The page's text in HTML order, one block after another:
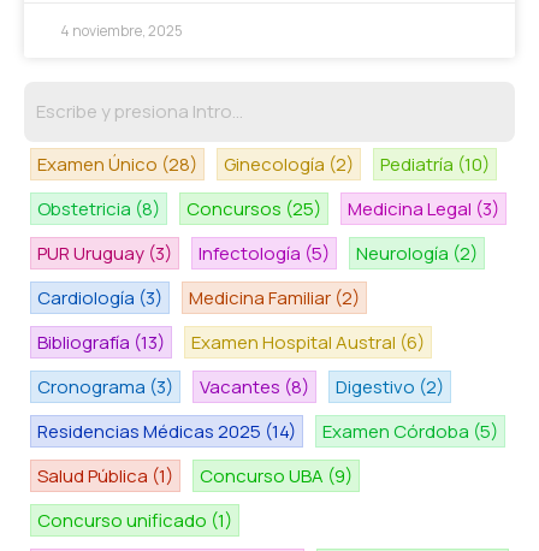
4 noviembre, 2025
Examen Único (28) Ginecología (2) Pediatría (10)
Obstetricia (8) Concursos (25) Medicina Legal (3)
PUR Uruguay (3) Infectología (5) Neurología (2)
Cardiología (3) Medicina Familiar (2)
Bibliografía (13) Examen Hospital Austral (6)
Cronograma (3) Vacantes (8) Digestivo (2)
Residencias Médicas 2025 (14) Examen Córdoba (5)
Salud Pública (1) Concurso UBA (9)
Concurso unificado (1)